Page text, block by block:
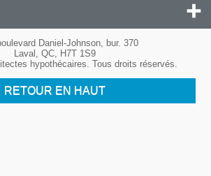
Daniel-Johnson, bur. 370
Laval, QC, H7T 1S9
hypothécaires. Tous droits réservés.
RETOUR EN HAUT